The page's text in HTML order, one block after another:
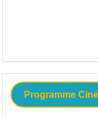
Programme